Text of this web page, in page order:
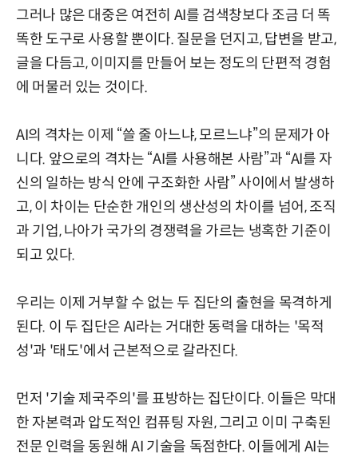
그러나 많은 대중은 여전히 AI를 검색창보다 조금 더 똑
똑한 도구로 사용할 뿐이다. 질문을 던지고, 답변을 받고,
글을 다듬고, 이미지를 만들어 보는 정도의 단편적 경험
에 머물러 있는 것이다.
AI의 격차는 이제 “쓸 줄 아느냐, 모르느냐”의 문제가 아
니다. 앞으로의 격차는 “AI를 사용해본 사람”과 “AI를 자
신의 일하는 방식 안에 구조화한 사람” 사이에서 발생하
고, 이 차이는 단순한 개인의 생산성의 차이를 넘어, 조직
과 기업, 나아가 국가의 경쟁력을 가르는 냉혹한 기준이
되고 있다.
우리는 이제 거부할 수 없는 두 집단의 출현을 목격하게
된다. 이 두 집단은 AI라는 거대한 동력을 대하는 '목적
성'과 '태도'에서 근본적으로 갈라진다.
먼저 '기술 제국주의'를 표방하는 집단이다. 이들은 막대
한 자본력과 압도적인 컴퓨팅 자원, 그리고 이미 구축된
전문 인력을 동원해 AI 기술을 독점한다. 이들에게 AI는